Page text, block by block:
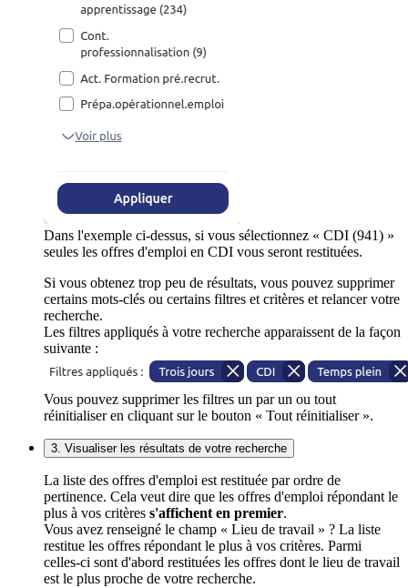
Dans l'exemple ci-dessus, si vous sélectionnez « CDI (941) »
seules les offres d'emploi en CDI vous seront restituées.
Si vous obtenez trop peu de résultats, vous pouvez supprimer
certains mots-clés ou certains filtres et critères et relancer votre
recherche.
Les filtres appliqués à votre recherche apparaissent de la façon
suivante :
Vous pouvez supprimer les filtres un par un ou tout
réinitialiser en cliquant sur le bouton « Tout réinitialiser ».
3. Visualiser les résultats de votre recherche
La liste des offres d'emploi est restituée par ordre de
pertinence. Cela veut dire que les offres d'emploi répondant le
plus à vos critères s'affichent en premier.
Vous avez renseigné le champ « Lieu de travail » ? La liste
restitue les offres répondant le plus à vos critères. Parmi
celles-ci sont d'abord restituées les offres dont le lieu de travail
est le plus proche de votre recherche.